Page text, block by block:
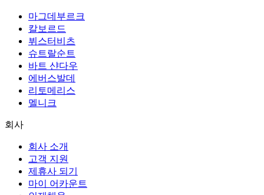
마그데부르크
칼보르드
뷔스터비츠
슈트랄순트
바트 샨다우
에버스발데
리토메리스
멜니크
회사
회사 소개
고객 지원
제휴사 되기
마이 어카운트